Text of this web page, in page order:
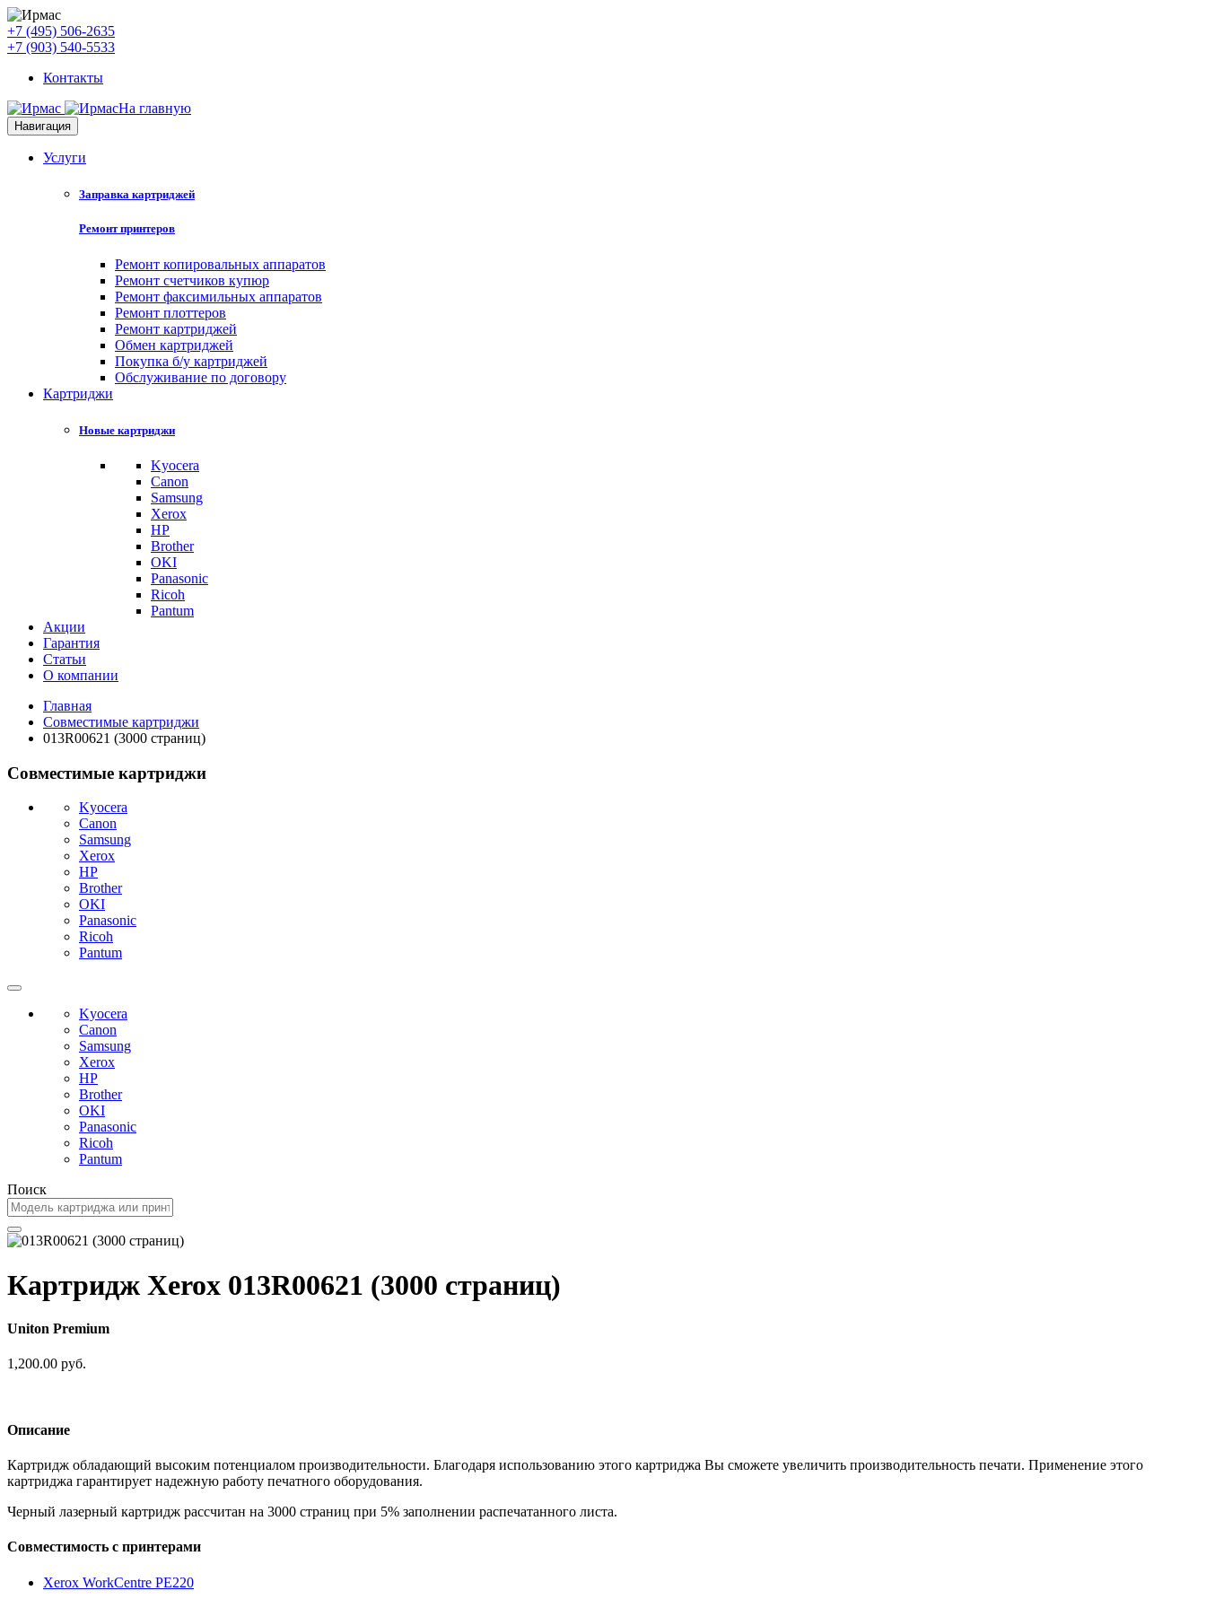
+7 (495) 506-2635
+7 (903) 540-5533
Контакты
На главную
Навигация
Услуги
Заправка картриджей
Ремонт принтеров
Ремонт копировальных аппаратов
Ремонт счетчиков купюр
Ремонт факсимильных аппаратов
Ремонт плоттеров
Ремонт картриджей
Обмен картриджей
Покупка б/у картриджей
Обслуживание по договору
Картриджи
Новые картриджи
Kyocera
Canon
Samsung
Xerox
HP
Brother
OKI
Panasonic
Ricoh
Pantum
Акции
Гарантия
Статьи
О компании
Главная
Совместимые картриджи
013R00621 (3000 страниц)
Совместимые картриджи
Kyocera
Canon
Samsung
Xerox
HP
Brother
OKI
Panasonic
Ricoh
Pantum
Kyocera
Canon
Samsung
Xerox
HP
Brother
OKI
Panasonic
Ricoh
Pantum
Поиск
Картридж Xerox 013R00621 (3000 страниц)
Uniton Premium
1,200.00 руб.
Описание
Картридж обладающий высоким потенциалом производительности. Благодаря использованию этого картриджа Вы сможете увеличить производительность печати. Применение этого
картриджа гарантирует надежную работу печатного оборудования.
Черный лазерный картридж рассчитан на 3000 страниц при 5% заполнении распечатанного листа.
Совместимость с принтерами
Xerox WorkCentre PE220